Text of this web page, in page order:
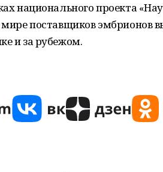
национального проекта
поставщиков эмбрионов
и за рубежом.